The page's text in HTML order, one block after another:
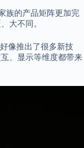
族的产品矩阵更加完
大不同。
像推出了很多新技
、显示等维度都带来